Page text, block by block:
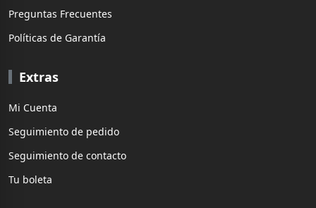
Preguntas Frecuentes
Políticas de Garantía
Extras
Mi Cuenta
Seguimiento de pedido
Seguimiento de contacto
Tu boleta